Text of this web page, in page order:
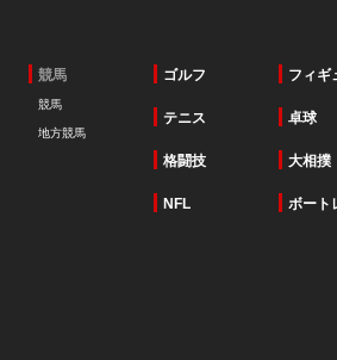
競馬
競馬
地方競馬
ゴルフ フィギ
テニス 卓球
格闘技 大相撲
NFL ボート